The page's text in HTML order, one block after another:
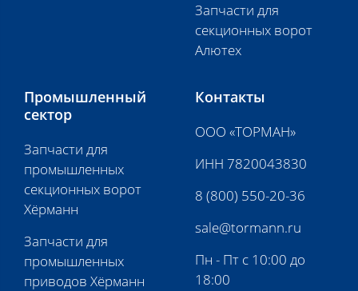
Запчасти для
секционных ворот
Алютех
Промышленный
сектор
Запчасти для
промышленных
секционных ворот
Хёрманн
Запчасти для
промышленных
приводов Хёрманн
Контакты
ООО «ТОРМАН»
ИНН 7820043830
8 (800) 550-20-36
sale@tormann.ru
Пн - Пт с 10:00 до
18:00